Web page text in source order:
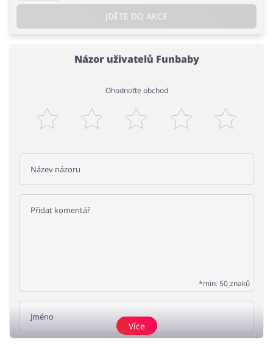
JDĚTE DO AKCE
Názor uživatelů Funbaby
Ohodnoťte obchod
*min. 50 znaků
Více